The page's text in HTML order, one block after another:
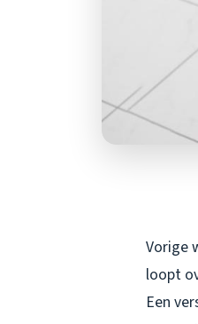
Vorige
loopt
Een